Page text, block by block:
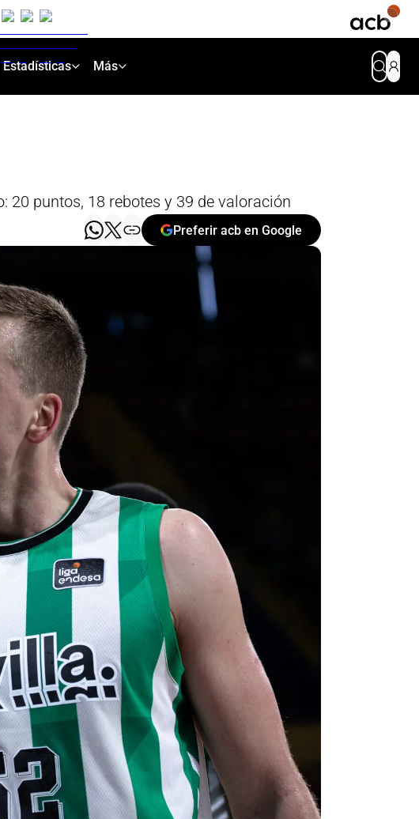
Estadísticas Más
puntos, 18 rebotes y 39 de valoración
Preferir acb en Google